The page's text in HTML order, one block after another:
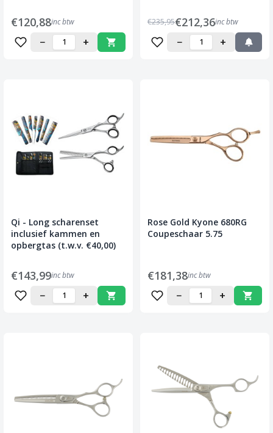
€120,88inc btw
− +
€235,95€212,36inc btw
− +
Qi - Long scharenset
inclusief kammen en
opbergtas (t.w.v. €40,00)
€143,99inc btw
− +
Rose Gold Kyone 680RG
Coupeschaar 5.75
€181,38inc btw
− +